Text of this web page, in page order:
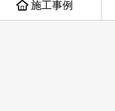
施工事例